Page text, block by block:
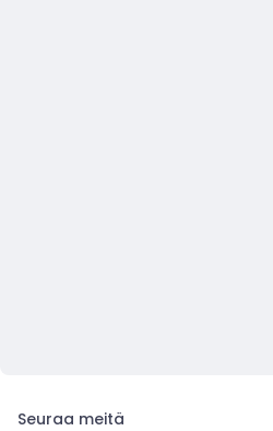
Seuraa meitä